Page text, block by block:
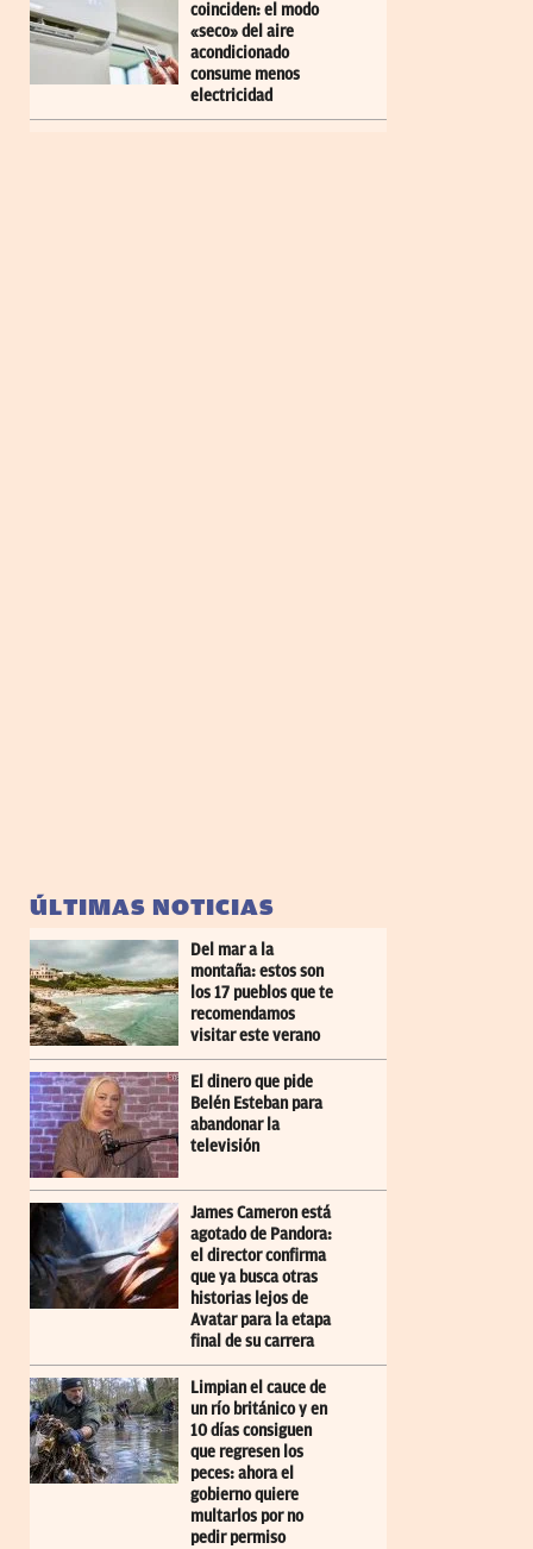
coinciden: el modo
«seco» del aire
acondicionado
consume menos
electricidad
ÚLTIMAS NOTICIAS
Del mar a la
montaña: estos son
los 17 pueblos que te
recomendamos
visitar este verano
El dinero que pide
Belén Esteban para
abandonar la
televisión
James Cameron está
agotado de Pandora:
el director confirma
que ya busca otras
historias lejos de
Avatar para la etapa
final de su carrera
Limpian el cauce de
un río británico y en
10 días consiguen
que regresen los
peces: ahora el
gobierno quiere
multarlos por no
pedir permiso